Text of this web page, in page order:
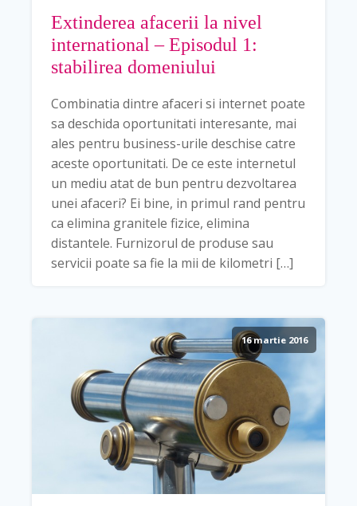
Extinderea afacerii la nivel
international – Episodul 1:
stabilirea domeniului
Combinatia dintre afaceri si internet poate
sa deschida oportunitati interesante, mai
ales pentru business-urile deschise catre
aceste oportunitati. De ce este internetul
un mediu atat de bun pentru dezvoltarea
unei afaceri? Ei bine, in primul rand pentru
ca elimina granitele fizice, elimina
distantele. Furnizorul de produse sau
servicii poate sa fie la mii de kilometri […]
16 martie 2016